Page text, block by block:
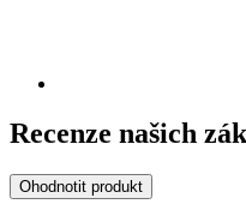
Recenze našich
Ohodnotit produkt